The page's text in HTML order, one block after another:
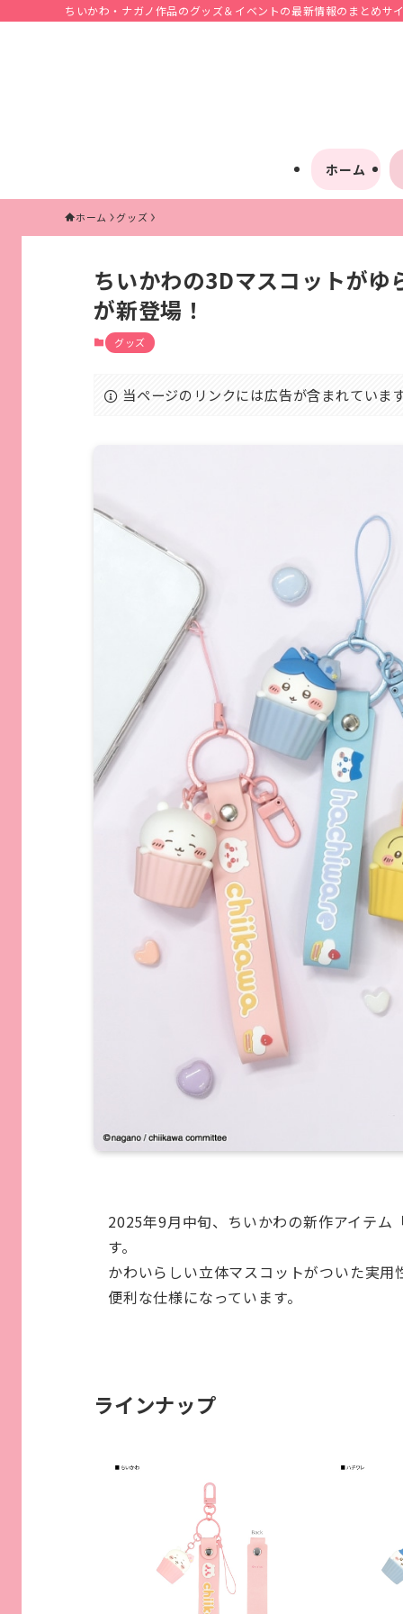
ちいかわ・ナガノ作品のグッズ＆イベントの最新情報のまとめサ
ホーム
ホーム グッズ
ちいかわの3Dマスコットが
が新登場！
グッズ
当ページのリンクには広告が含まれていま
2025年9月中旬、ちいかわの新作アイテ
す。
かわいらしい立体マスコットがついた実
便利な仕様になっています。
ラインナップ